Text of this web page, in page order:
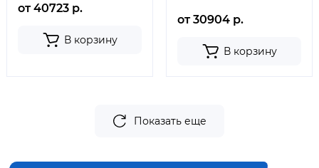
от 40723 р.
В корзину
от 30904 р.
В корзину
Показать еще